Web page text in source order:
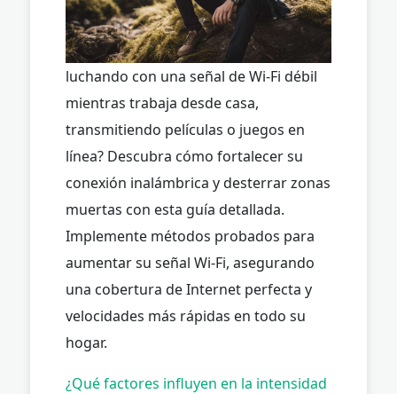
luchando con una señal de Wi-Fi débil
mientras trabaja desde casa,
transmitiendo películas o juegos en
línea? Descubra cómo fortalecer su
conexión inalámbrica y desterrar zonas
muertas con esta guía detallada.
Implemente métodos probados para
aumentar su señal Wi-Fi, asegurando
una cobertura de Internet perfecta y
velocidades más rápidas en todo su
hogar.
¿Qué factores influyen en la intensidad